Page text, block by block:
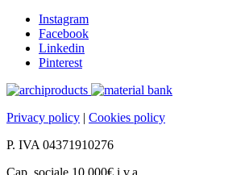
Instagram
Facebook
Linkedin
Pinterest
Privacy policy | Cookies policy
P. IVA 04371910276